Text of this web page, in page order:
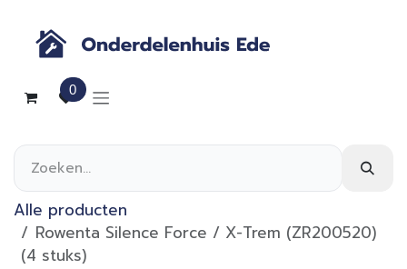
0
Alle producten
Rowenta Silence Force / X-Trem (ZR200520)
(4 stuks)